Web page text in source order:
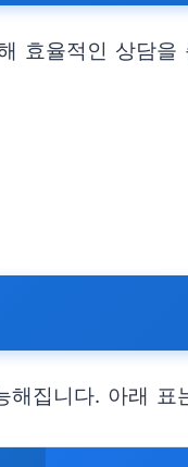
효율적인 상담을
집니다. 아래